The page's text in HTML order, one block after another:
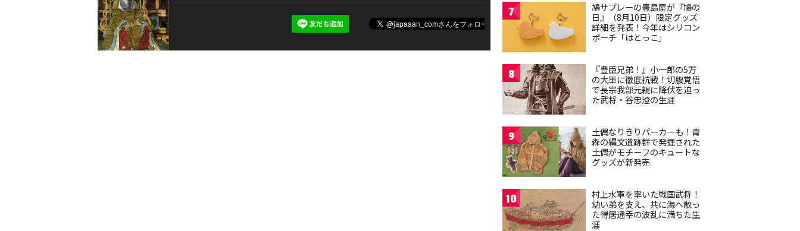
7
鳩サブレーの豊島屋が『鳩の
日』（8月10日）限定グッズ
詳細を発表！今年はシリコン
ポーチ「はとっこ」
8
『豊臣兄弟！』小一郎の5万
の大軍に徹底抗戦！切腹覚悟
で長宗我部元親に降伏を迫っ
た武将・谷忠澄の生涯
9
土偶なりきりパーカーも！青
森の縄文遺跡群で発掘された
土偶がモチーフのキュートな
グッズが新発売
10
村上水軍を率いた戦国武将！
幼い弟を支え、共に海へ散っ
た得居通幸の波乱に満ちた生
涯